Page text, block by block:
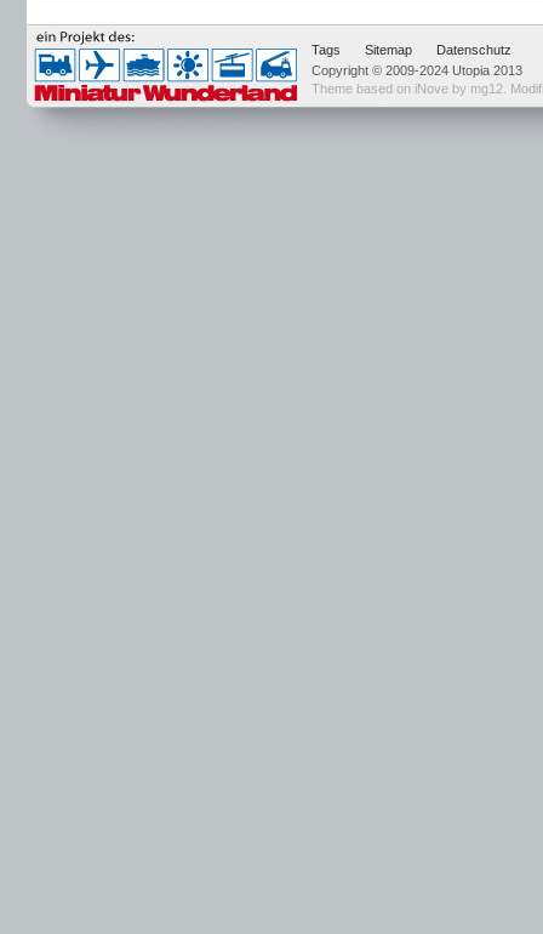
Tags Sitemap
Datenschutz
Copyright © 2009-2024 Utopia 2013
Theme based on iNove by mg12 .